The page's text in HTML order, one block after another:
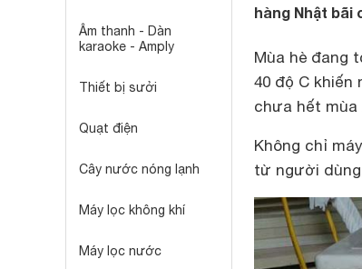
Âm thanh - Dàn
karaoke - Amply
Thiết bị sưởi
Quạt điện
Cây nước nóng lạnh
Máy lọc không khí
Máy lọc nước
hàng Nhật bãi
Mùa hè đang
40 độ C
chưa hết mùa
Không chỉ
từ người